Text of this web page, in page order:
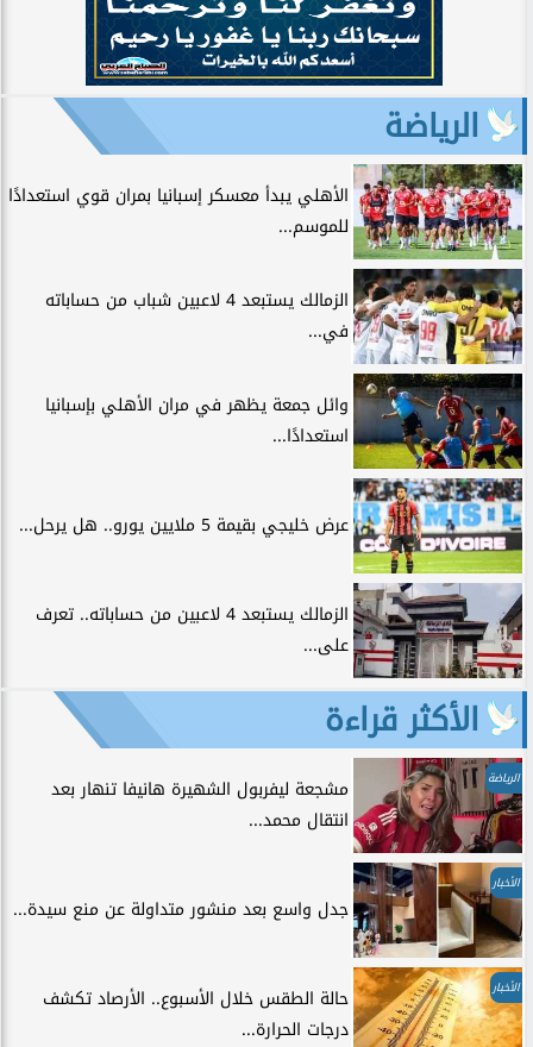
الرياضة
الأهلي يبدأ معسكر إسبانيا بمران قوي استعدادًا
للموسم...
الزمالك يستبعد 4 لاعبين شباب من حساباته
في...
وائل جمعة يظهر في مران الأهلي بإسبانيا
استعدادًا...
عرض خليجي بقيمة 5 ملايين يورو.. هل يرحل...
الزمالك يستبعد 4 لاعبين من حساباته.. تعرف
على...
الأكثر قراءة
الرياضة
مشجعة ليفربول الشهيرة هانيفا تنهار بعد
انتقال محمد...
الأخبار
جدل واسع بعد منشور متداولة عن منع سيدة...
الأخبار
حالة الطقس خلال الأسبوع.. الأرصاد تكشف
درجات الحرارة...